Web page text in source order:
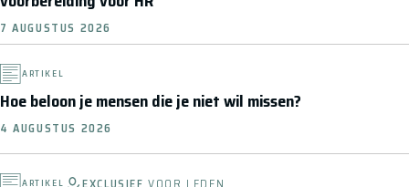
7 AUGUSTUS 2026
ARTIKEL
Hoe beloon je mensen die je niet wil missen?
4 AUGUSTUS 2026
ARTIKEL